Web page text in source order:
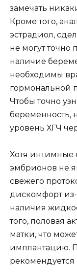
замечать
Кроме того,
эстрадиол,
не могут точно
наличие
необходимы
гормональной
Чтобы точно
беременность,
уровень ХГЧ
Хотя интимные
эмбрионов не
свежего
дискомфорт
наличия
того, половая
матки, что
имплантацию.
рекомендуется